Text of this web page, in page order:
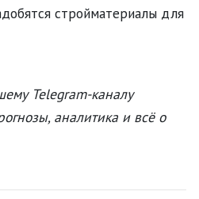
стройматериалы для
Telegram-каналу
аналитика и всё о